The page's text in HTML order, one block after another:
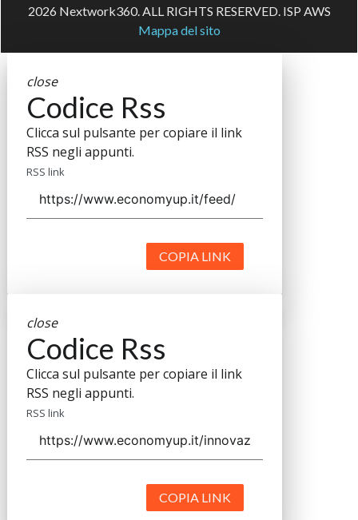
2026 Nextwork360. ALL RIGHTS RESERVED. ISP AWS
Mappa del sito
close
Codice Rss
Clicca sul pulsante per copiare il link
RSS negli appunti.
RSS link
COPIA LINK
close
Codice Rss
Clicca sul pulsante per copiare il link
RSS negli appunti.
RSS link
COPIA LINK